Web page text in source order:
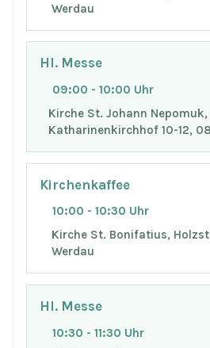
Werdau
Hl. Messe
09:00 - 10:00 Uhr
Kirche St. Johann Nepomuk,
Katharinenkirchhof 10-12,
Kirchenkaffee
10:00 - 10:30 Uhr
Kirche St. Bonifatius,
Werdau
Hl. Messe
10:30 - 11:30 Uhr